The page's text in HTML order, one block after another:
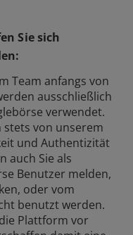
Sie sich
Team anfangs von
ausschließlich
verwendet.
von unserem
und Authentizität
auch Sie als
Benutzer melden,
oder vom
benutzt werden.
Plattform vor